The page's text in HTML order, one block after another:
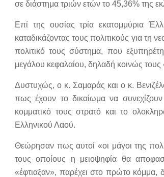
σε διάστημα τριών ετών το 45,36% της
Επί της ουσίας τρία εκατομμύρια
καταδικάζοντας τους πολιτικούς για τη
πολιτικό τους σύστημα, που
μεγάλου κεφαλαίου, δηλαδή κοινώς τους
Δυστυχώς, ο κ. Σαμαράς και ο κ.
πως έχουν το δικαίωμα να
κομματικό τους στρατό και το
Ελληνικού Λαού.
Θεώρησαν πως αυτοί «οι μάγοι της
τους οποίους η μειοψηφία θα
«έφτιαξαν», παρέχει στο πρώτο κόμμα,